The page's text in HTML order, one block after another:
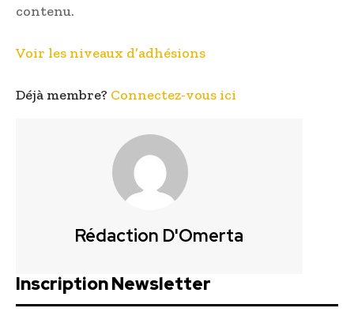
contenu.
Voir les niveaux d’adhésions
Déjà membre? Connectez-vous ici
Rédaction D'Omerta
Inscription Newsletter